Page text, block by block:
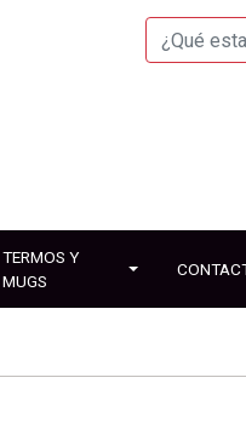
TERMOS Y
MUGS